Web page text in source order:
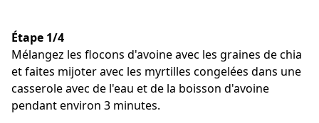
Étape 1/4
Mélangez les flocons d'avoine avec les graines de chia
et faites mijoter avec les myrtilles congelées dans une
casserole avec de l'eau et de la boisson d'avoine
pendant environ 3 minutes.